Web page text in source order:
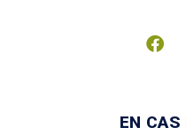
EN CAS